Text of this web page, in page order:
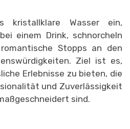
kristallklare Wasser ein,
einem Drink, schnorcheln
Stopps an den
Ziel ist es,
Erlebnisse zu bieten, die
und Zuverlässigkeit
sind.